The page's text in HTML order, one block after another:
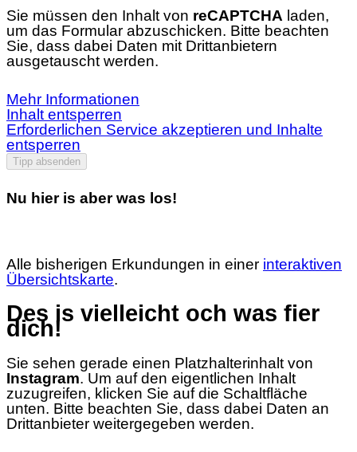
Sie müssen den Inhalt von reCAPTCHA laden,
um das Formular abzuschicken. Bitte beachten
Sie, dass dabei Daten mit Drittanbietern
ausgetauscht werden.
Mehr Informationen
Inhalt entsperren
Erforderlichen Service akzeptieren und Inhalte
entsperren
Tipp absenden
Nu hier is aber was los!
Alle bisherigen Erkundungen in einer interaktiven
Übersichtskarte.
Des is vielleicht och was fier
dich!
Sie sehen gerade einen Platzhalterinhalt von
Instagram. Um auf den eigentlichen Inhalt
zuzugreifen, klicken Sie auf die Schaltfläche
unten. Bitte beachten Sie, dass dabei Daten an
Drittanbieter weitergegeben werden.